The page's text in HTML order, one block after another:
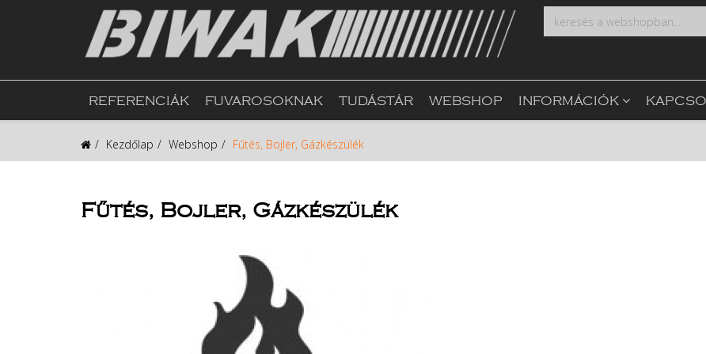
REFERENCIÁK FUVAROSOKNAK TUDÁSTÁR WEBSHOP INFORMÁCIÓK
Kezdőlap Webshop Fűtés, Bojler, Gázkészülék
Fűtés, Bojler, Gázkészülék